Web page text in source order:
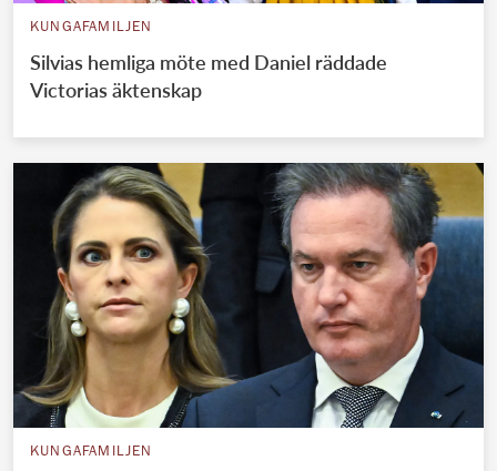
KUNGAFAMILJEN
Silvias hemliga möte med Daniel räddade
Victorias äktenskap
KUNGAFAMILJEN